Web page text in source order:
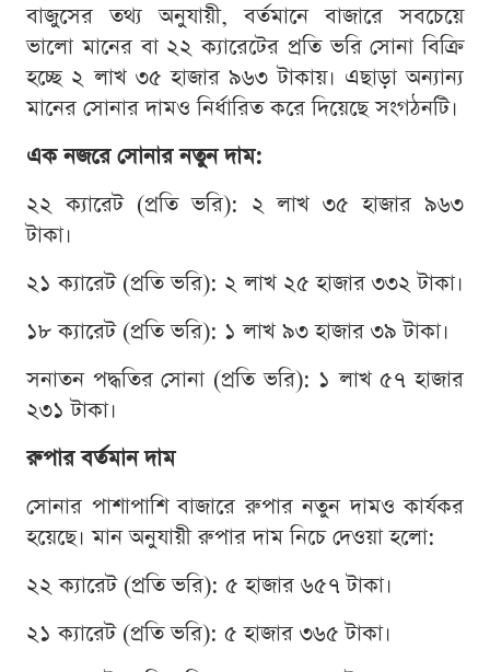
বাজুসের তথ্য অনুযায়ী, বর্তমানে বাজারে সবচেয়ে
ভালো মানের বা ২২ ক্যারেটের প্রতি ভরি সোনা বিক্রি
হচ্ছে ২ লাখ ৩৫ হাজার ৯৬৩ টাকায়। এছাড়া অন্যান্য
মানের সোনার দামও নির্ধারিত করে দিয়েছে সংগঠনটি।
এক নজরে সোনার নতুন দাম:
২২ ক্যারেট (প্রতি ভরি): ২ লাখ ৩৫ হাজার ৯৬৩
টাকা।
২১ ক্যারেট (প্রতি ভরি): ২ লাখ ২৫ হাজার ৩৩২ টাকা।
১৮ ক্যারেট (প্রতি ভরি): ১ লাখ ৯৩ হাজার ৩৯ টাকা।
সনাতন পদ্ধতির সোনা (প্রতি ভরি): ১ লাখ ৫৭ হাজার
২৩১ টাকা।
রুপার বর্তমান দাম
সোনার পাশাপাশি বাজারে রুপার নতুন দামও কার্যকর
হয়েছে। মান অনুযায়ী রুপার দাম নিচে দেওয়া হলো:
২২ ক্যারেট (প্রতি ভরি): ৫ হাজার ৬৫৭ টাকা।
২১ ক্যারেট (প্রতি ভরি): ৫ হাজার ৩৬৫ টাকা।